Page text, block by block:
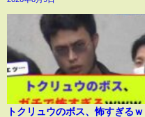
トクリュウのボス、怖すぎるｗ